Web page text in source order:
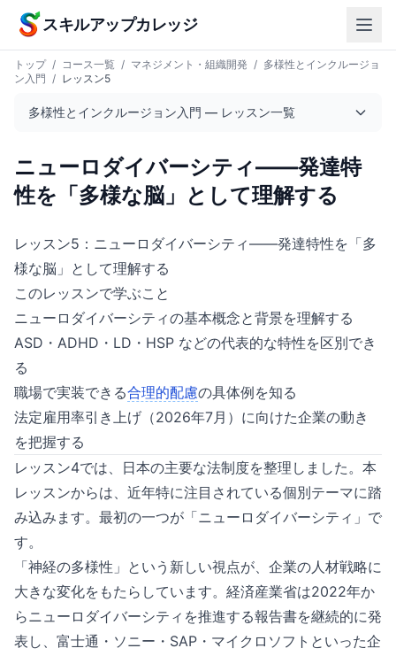
本文へスキップ
スキルアップカレッジ
トップ / コース一覧 / マネジメント・組織開発 / 多様性とインクルージョ
ン入門 / レッスン5
多様性とインクルージョン入門 — レッスン一覧
ニューロダイバーシティ——発達特
性を「多様な脳」として理解する
レッスン5：ニューロダイバーシティ——発達特性を「多
様な脳」として理解する
このレッスンで学ぶこと
ニューロダイバーシティの基本概念と背景を理解する
ASD・ADHD・LD・HSP などの代表的な特性を区別でき
る
職場で実装できる合理的配慮の具体例を知る
法定雇用率引き上げ（2026年7月）に向けた企業の動き
を把握する
レッスン4では、日本の主要な法制度を整理しました。本
レッスンからは、近年特に注目されている個別テーマに踏
み込みます。最初の一つが「ニューロダイバーシティ」で
す。
「神経の多様性」という新しい視点が、企業の人材戦略に
大きな変化をもたらしています。経済産業省は2022年か
らニューロダイバーシティを推進する報告書を継続的に発
表し、富士通・ソニー・SAP・マイクロソフトといった企